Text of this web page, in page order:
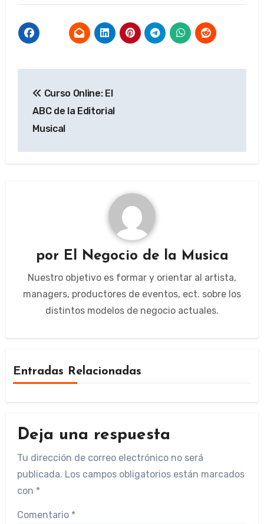
de
entradas
Curso Online: El
ABC de la Editorial
Musical
por El Negocio de la Musica
Nuestro objetivo es formar y orientar al artista,
managers, productores de eventos, ect. sobre los
distintos modelos de negocio actuales.
Entradas Relacionadas
Deja una respuesta
Tu dirección de correo electrónico no será
publicada. Los campos obligatorios están marcados
con *
Comentario *